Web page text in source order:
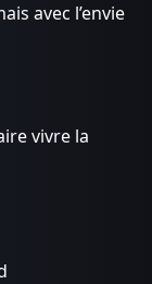
avec l’envie
vivre la